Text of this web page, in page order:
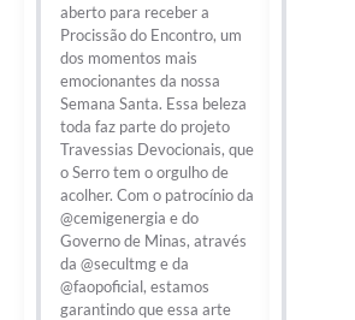
Audiências Públicas
Galeria de Vídeos
Telefones Úteis
Diário Oficial
Contratos, Convênios e Publicações MROSC
Ouvidoria Municipal
aberto para receber a
Procissão do Encontro, um
dos momentos mais
emocionantes da nossa
Semana Santa. Essa beleza
toda faz parte do projeto
Travessias Devocionais, que
o Serro tem o orgulho de
acolher. Com o patrocínio da
@cemigenergia e do
Governo de Minas, através
da @secultmg e da
@faopoficial, estamos
garantindo que essa arte